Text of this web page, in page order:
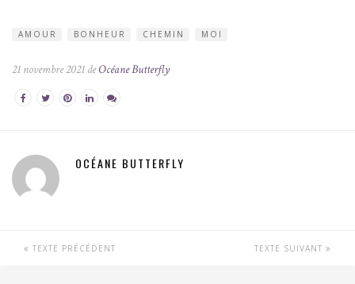
AMOUR BONHEUR CHEMIN MOI
21 novembre 2021 deOcéane Butterfly
OCÉANE BUTTERFLY
TEXTE PRÉCÉDENT TEXTE SUIVANT